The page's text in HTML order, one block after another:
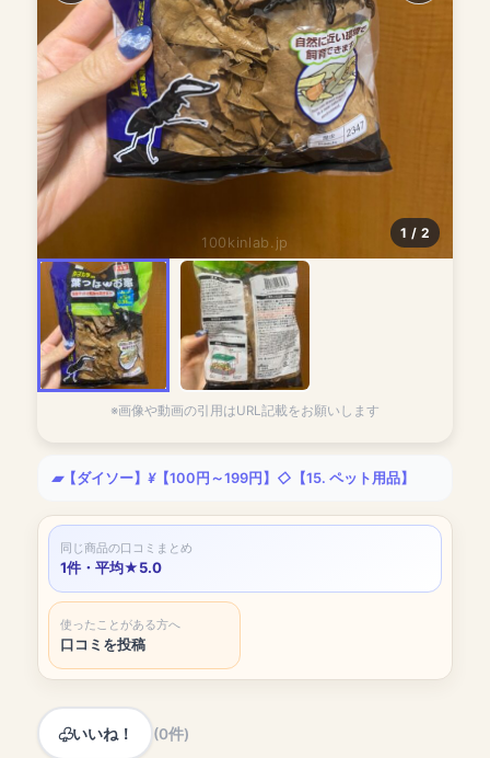
100kinlab.jp
1 / 2
※画像や動画の引用はURL記載をお願いします
【ダイソー】 【100円～199円】 【15. ペット用品】
同じ商品の口コミまとめ
1件・平均★5.0
使ったことがある方へ
口コミを投稿
いいね！ (0件)